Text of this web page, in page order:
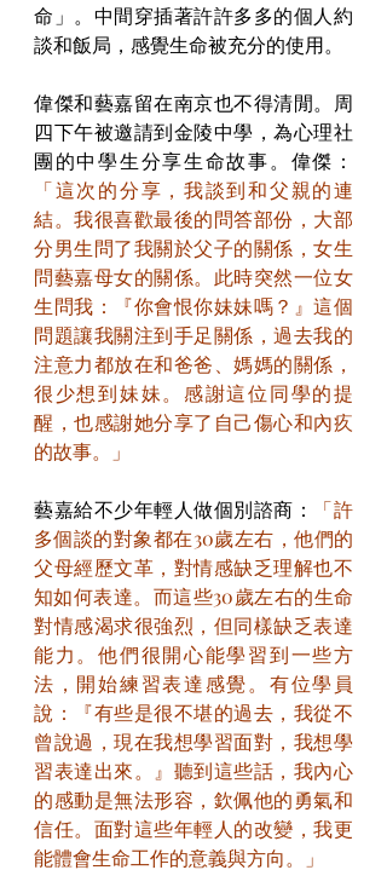
命」。中間穿插著許許多多的個人約
談和飯局，感覺生命被充分的使用。
偉傑和藝嘉留在南京也不得清閒。周
四下午被邀請到金陵中學，為心理社
團的中學生分享生命故事。偉傑：
「這次的分享，我談到和父親的連
結。我很喜歡最後的問答部份，大部
分男生問了我關於父子的關係，女生
問藝嘉母女的關係。此時突然一位女
生問我：『你會恨你妹妹嗎？』這個
問題讓我關注到手足關係，過去我的
注意力都放在和爸爸、媽媽的關係，
很少想到妹妹。感謝這位同學的提
醒，也感謝她分享了自己傷心和內疚
的故事。」
藝嘉給不少年輕人做個別諮商：
「許
多個談的對象都在30歲左右，他們的
父母經歷文革，對情感缺乏理解也不
知如何表達。而這些30歲左右的生命
對情感渴求很強烈，但同樣缺乏表達
能力。他們很開心能學習到一些方
法，開始練習表達感覺。有位學員
說：『有些是很不堪的過去，我從不
曾說過，現在我想學習面對，我想學
習表達出來。』聽到這些話，我內心
的感動是無法形容，欽佩他的勇氣和
信任。面對這些年輕人的改變，我更
能體會生命工作的意義與方向。」